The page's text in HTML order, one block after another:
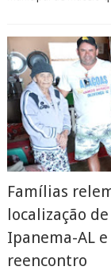
Famílias
localização
Ipanema-AL
reencontro